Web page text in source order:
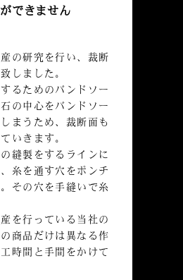
できません
の研究を行い、裁断
しました。
るためのバンドソー
の中心をバンドソー
まうため、裁断面も
いきます。
縫製をするラインに
糸を通す穴をポンチ
その穴を手縫いで糸
を行っている当社の
商品だけは異なる作
時間と手間をかけて